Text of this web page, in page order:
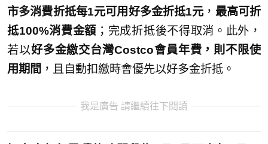
市多消費折抵每1元可用好多金折抵1元， 最高可折
抵100%消費金額 ；完成折抵後不得取消。此外，
若以好多金繳交台灣Costco會員年費，則不限使
用期間 ，且自動扣繳時會優先以好多金折抵。
我是廣告 請繼續往下閱讀